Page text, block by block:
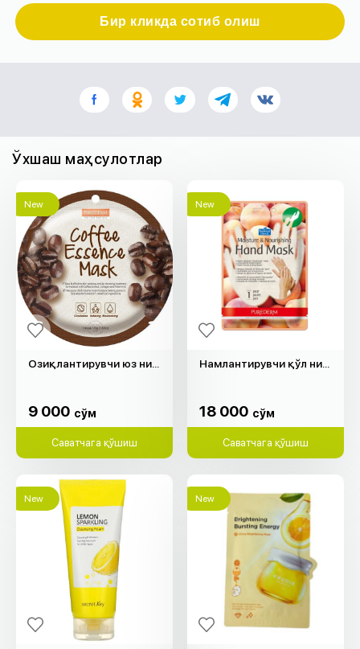
Бир кликда сотиб олиш
Ўхшаш маҳсулотлар
New
Озиқлантирувчи юз ниқоб "Purederm"
9 000 cўм
Саватчага қўшиш
New
18 000 cўм
Саватчага қўшиш
New New